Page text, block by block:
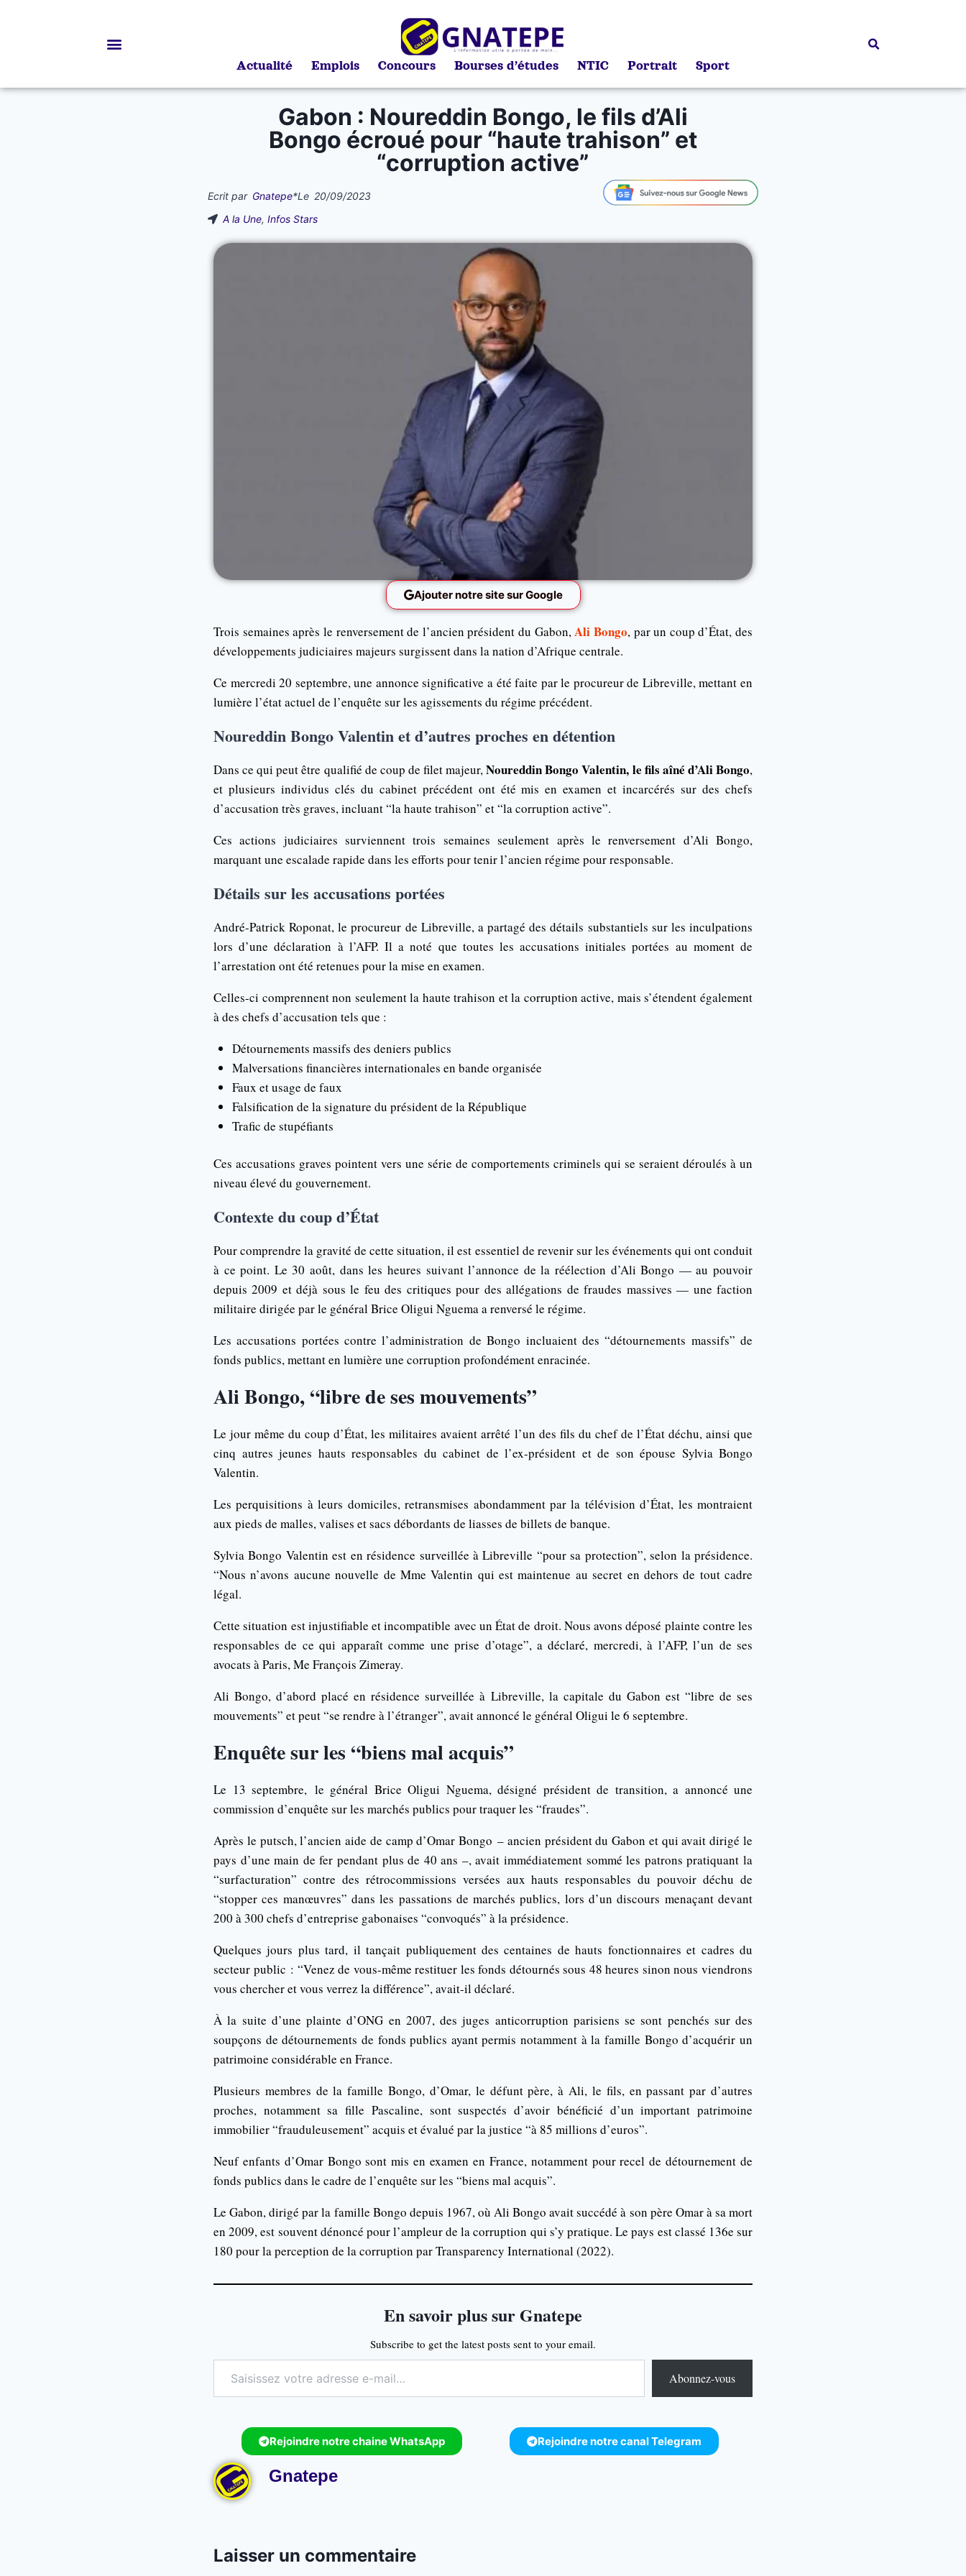
Actualité Emplois Concours Bourses d’études NTIC Portrait Sport
Gabon : Noureddin Bongo, le fils d’Ali
Bongo écroué pour “haute trahison” et
“corruption active”
Ecrit par Gnatepe*Le 20/09/2023
A la Une, Infos Stars
Ajouter notre site sur Google
Trois semaines après le renversement de l’ancien président du Gabon,Ali Bongo, par un coup d’État, des
développements judiciaires majeurs surgissent dans la nation d’Afrique centrale.
Ce mercredi 20 septembre, une annonce significative a été faite par le procureur de Libreville, mettant en
lumière l’état actuel de l’enquête sur les agissements du régime précédent.
Noureddin Bongo Valentin et d’autres proches en détention
Dans ce qui peut être qualifié de coup de filet majeur,Noureddin Bongo Valentin, le fils aîné d’Ali Bongo,
et plusieurs individus clés du cabinet précédent ont été mis en examen et incarcérés sur des chefs
d’accusation très graves, incluant “la haute trahison” et “la corruption active”.
Ces actions judiciaires surviennent trois semaines seulement après le renversement d’Ali Bongo,
marquant une escalade rapide dans les efforts pour tenir l’ancien régime pour responsable.
Détails sur les accusations portées
André-Patrick Roponat, le procureur de Libreville, a partagé des détails substantiels sur les inculpations
lors d’une déclaration à l’AFP. Il a noté que toutes les accusations initiales portées au moment de
l’arrestation ont été retenues pour la mise en examen.
Celles-ci comprennent non seulement la haute trahison et la corruption active, mais s’étendent également
à des chefs d’accusation tels que :
Détournements massifs des deniers publics
Malversations financières internationales en bande organisée
Faux et usage de faux
Falsification de la signature du président de la République
Trafic de stupéfiants
Ces accusations graves pointent vers une série de comportements criminels qui se seraient déroulés à un
niveau élevé du gouvernement.
Contexte du coup d’État
Pour comprendre la gravité de cette situation, il est essentiel de revenir sur les événements qui ont conduit
à ce point. Le 30 août, dans les heures suivant l’annonce de la réélection d’Ali Bongo — au pouvoir
depuis 2009 et déjà sous le feu des critiques pour des allégations de fraudes massives — une faction
militaire dirigée par le général Brice Oligui Nguema a renversé le régime.
Les accusations portées contre l’administration de Bongo incluaient des “détournements massifs” de
fonds publics, mettant en lumière une corruption profondément enracinée.
Ali Bongo, “libre de ses mouvements”
Le jour même du coup d’État, les militaires avaient arrêté l’un des fils du chef de l’État déchu, ainsi que
cinq autres jeunes hauts responsables du cabinet de l’ex-président et de son épouse Sylvia Bongo
Valentin.
Les perquisitions à leurs domiciles, retransmises abondamment par la télévision d’État, les montraient
aux pieds de malles, valises et sacs débordants de liasses de billets de banque.
Sylvia Bongo Valentin est en résidence surveillée à Libreville “pour sa protection”, selon la présidence.
“Nous n’avons aucune nouvelle de Mme Valentin qui est maintenue au secret en dehors de tout cadre
légal.
Cette situation est injustifiable et incompatible avec un État de droit. Nous avons déposé plainte contre les
responsables de ce qui apparaît comme une prise d’otage”, a déclaré, mercredi, à l’AFP, l’un de ses
avocats à Paris, Me François Zimeray.
Ali Bongo, d’abord placé en résidence surveillée à Libreville, la capitale du Gabon est “libre de ses
mouvements” et peut “se rendre à l’étranger”, avait annoncé le général Oligui le 6 septembre.
Enquête sur les “biens mal acquis”
Le 13 septembre, le général Brice Oligui Nguema, désigné président de transition, a annoncé une
commission d’enquête sur les marchés publics pour traquer les “fraudes”.
Après le putsch, l’ancien aide de camp d’Omar Bongo – ancien président du Gabon et qui avait dirigé le
pays d’une main de fer pendant plus de 40 ans –, avait immédiatement sommé les patrons pratiquant la
“surfacturation” contre des rétrocommissions versées aux hauts responsables du pouvoir déchu de
“stopper ces manœuvres” dans les passations de marchés publics, lors d’un discours menaçant devant
200 à 300 chefs d’entreprise gabonaises “convoqués” à la présidence.
Quelques jours plus tard, il tançait publiquement des centaines de hauts fonctionnaires et cadres du
secteur public : “Venez de vous-même restituer les fonds détournés sous 48 heures sinon nous viendrons
vous chercher et vous verrez la différence”, avait-il déclaré.
À la suite d’une plainte d’ONG en 2007, des juges anticorruption parisiens se sont penchés sur des
soupçons de détournements de fonds publics ayant permis notamment à la famille Bongo d’acquérir un
patrimoine considérable en France.
Plusieurs membres de la famille Bongo, d’Omar, le défunt père, à Ali, le fils, en passant par d’autres
proches, notamment sa fille Pascaline, sont suspectés d’avoir bénéficié d’un important patrimoine
immobilier “frauduleusement” acquis et évalué par la justice “à 85 millions d’euros”.
Neuf enfants d’Omar Bongo sont mis en examen en France, notamment pour recel de détournement de
fonds publics dans le cadre de l’enquête sur les “biens mal acquis”.
Le Gabon, dirigé par la famille Bongo depuis 1967, où Ali Bongo avait succédé à son père Omar à sa mort
en 2009, est souvent dénoncé pour l’ampleur de la corruption qui s’y pratique. Le pays est classé 136e sur
180 pour la perception de la corruption par Transparency International (2022).
En savoir plus sur Gnatepe
Subscribe to get the latest posts sent to your email.
Abonnez-vous
Rejoindre notre chaine WhatsApp Rejoindre notre canal Telegram
Gnatepe
Laisser un commentaire